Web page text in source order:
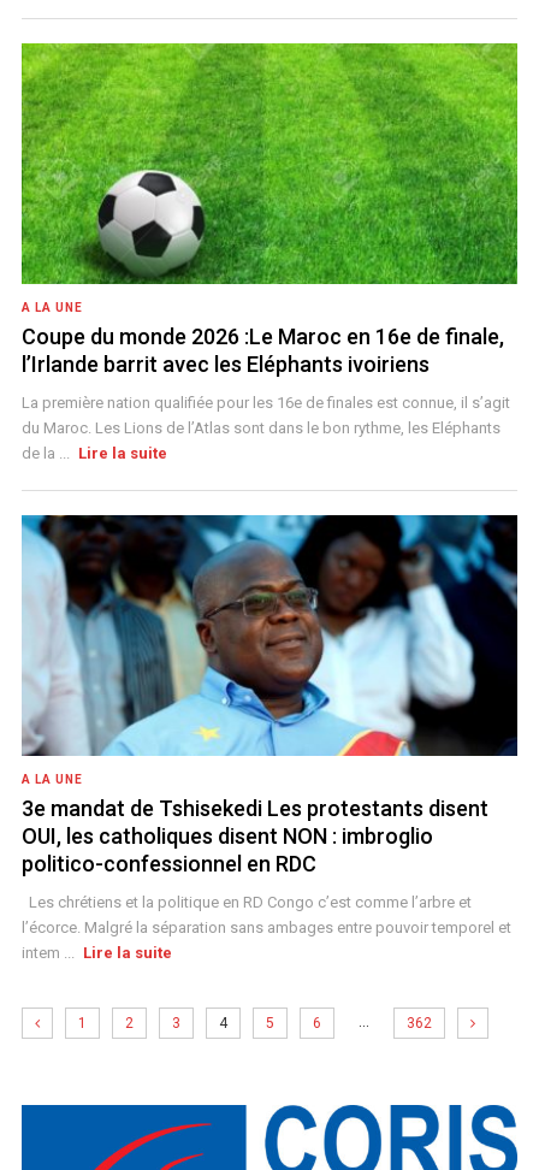
A LA UNE
Coupe du monde 2026 :Le Maroc en 16e de finale,
l’Irlande barrit avec les Eléphants ivoiriens
La première nation qualifiée pour les 16e de finales est connue, il s’agit
du Maroc. Les Lions de l’Atlas sont dans le bon rythme, les Eléphants
de la ... Lire la suite
A LA UNE
3e mandat de Tshisekedi Les protestants disent
OUI, les catholiques disent NON : imbroglio
politico-confessionnel en RDC
Les chrétiens et la politique en RD Congo c’est comme l’arbre et
l’écorce. Malgré la séparation sans ambages entre pouvoir temporel et
intem ... Lire la suite
1 2 3 4 5 6 … 362